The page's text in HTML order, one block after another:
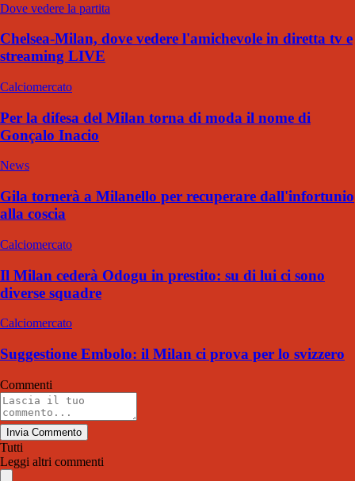
Dove vedere la partita
Chelsea-Milan, dove vedere l'amichevole in diretta tv e
streaming LIVE
Calciomercato
Per la difesa del Milan torna di moda il nome di
Gonçalo Inacio
News
Gila tornerà a Milanello per recuperare dall'infortunio
alla coscia
Calciomercato
Il Milan cederà Odogu in prestito: su di lui ci sono
diverse squadre
Calciomercato
Suggestione Embolo: il Milan ci prova per lo svizzero
Commenti
Invia Commento
Tutti
Leggi altri commenti